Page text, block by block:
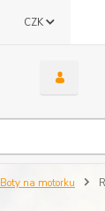
CZK
Boty na motorku